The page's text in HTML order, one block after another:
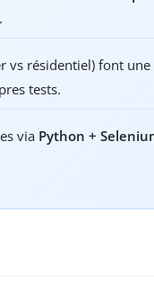
vs résidentiel) font
tests.
via Python +